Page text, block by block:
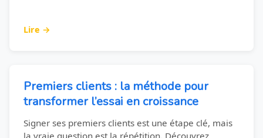
Lire →
Premiers clients : la méthode pour
transformer l’essai en croissance
Signer ses premiers clients est une étape clé, mais
la vraie question est la répétition. Découvrez